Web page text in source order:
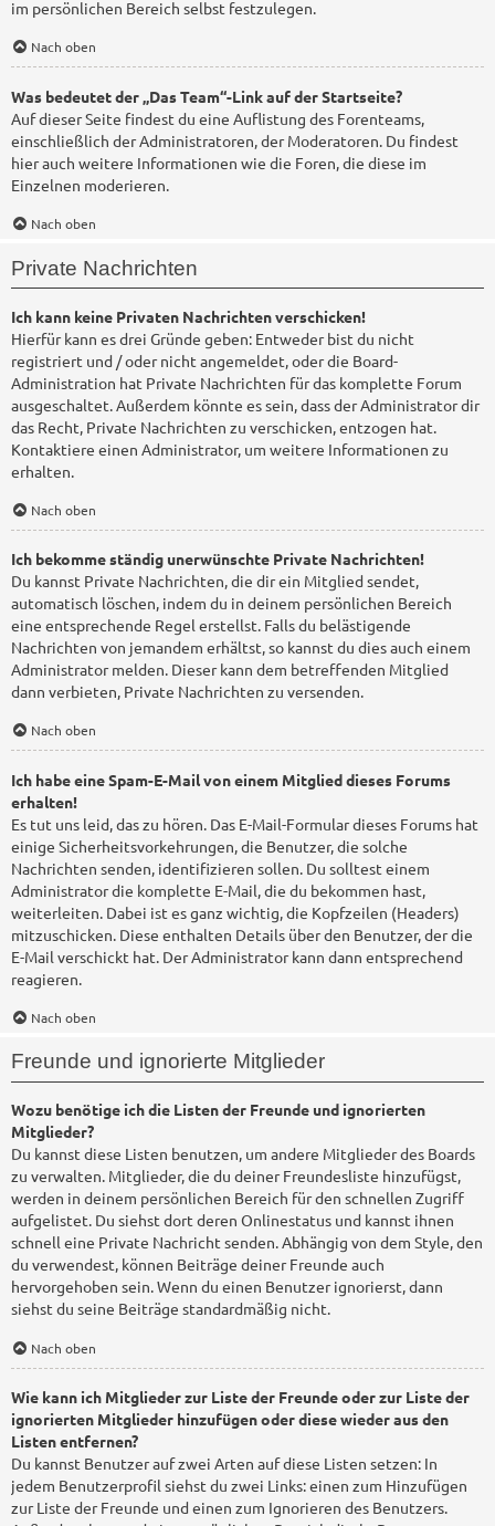
im persönlichen Bereich selbst festzulegen.
Nach oben
Was bedeutet der „Das Team“-Link auf der Startseite?
Auf dieser Seite findest du eine Auflistung des Forenteams,
einschließlich der Administratoren, der Moderatoren. Du findest
hier auch weitere Informationen wie die Foren, die diese im
Einzelnen moderieren.
Nach oben
Private Nachrichten
Ich kann keine Privaten Nachrichten verschicken!
Hierfür kann es drei Gründe geben: Entweder bist du nicht
registriert und / oder nicht angemeldet, oder die Board-
Administration hat Private Nachrichten für das komplette Forum
ausgeschaltet. Außerdem könnte es sein, dass der Administrator dir
das Recht, Private Nachrichten zu verschicken, entzogen hat.
Kontaktiere einen Administrator, um weitere Informationen zu
erhalten.
Nach oben
Ich bekomme ständig unerwünschte Private Nachrichten!
Du kannst Private Nachrichten, die dir ein Mitglied sendet,
automatisch löschen, indem du in deinem persönlichen Bereich
eine entsprechende Regel erstellst. Falls du belästigende
Nachrichten von jemandem erhältst, so kannst du dies auch einem
Administrator melden. Dieser kann dem betreffenden Mitglied
dann verbieten, Private Nachrichten zu versenden.
Nach oben
Ich habe eine Spam-E-Mail von einem Mitglied dieses Forums
erhalten!
Es tut uns leid, das zu hören. Das E-Mail-Formular dieses Forums hat
einige Sicherheitsvorkehrungen, die Benutzer, die solche
Nachrichten senden, identifizieren sollen. Du solltest einem
Administrator die komplette E-Mail, die du bekommen hast,
weiterleiten. Dabei ist es ganz wichtig, die Kopfzeilen (Headers)
mitzuschicken. Diese enthalten Details über den Benutzer, der die
E-Mail verschickt hat. Der Administrator kann dann entsprechend
reagieren.
Nach oben
Freunde und ignorierte Mitglieder
Wozu benötige ich die Listen der Freunde und ignorierten
Mitglieder?
Du kannst diese Listen benutzen, um andere Mitglieder des Boards
zu verwalten. Mitglieder, die du deiner Freundesliste hinzufügst,
werden in deinem persönlichen Bereich für den schnellen Zugriff
aufgelistet. Du siehst dort deren Onlinestatus und kannst ihnen
schnell eine Private Nachricht senden. Abhängig von dem Style, den
du verwendest, können Beiträge deiner Freunde auch
hervorgehoben sein. Wenn du einen Benutzer ignorierst, dann
siehst du seine Beiträge standardmäßig nicht.
Nach oben
Wie kann ich Mitglieder zur Liste der Freunde oder zur Liste der
ignorierten Mitglieder hinzufügen oder diese wieder aus den
Listen entfernen?
Du kannst Benutzer auf zwei Arten auf diese Listen setzen: In
jedem Benutzerprofil siehst du zwei Links: einen zum Hinzufügen
zur Liste der Freunde und einen zum Ignorieren des Benutzers.